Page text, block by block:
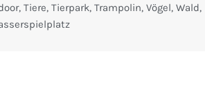
,Tiere,Tierpark,Trampolin,Vögel,Wald,